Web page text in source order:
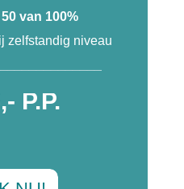
50 van 100%
zelfstandig niveau
P.P.